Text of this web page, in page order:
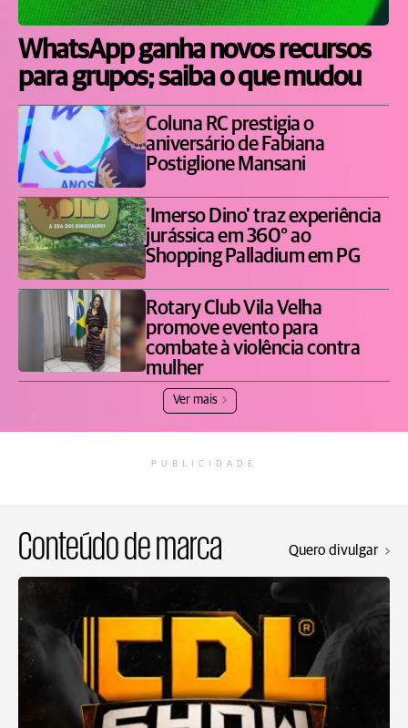
WhatsApp ganha novos recursos
para grupos; saiba o que mudou
Coluna RC prestigia o
aniversário de Fabiana
Postiglione Mansani
'Imerso Dino' traz experiência
jurássica em 360° ao
Shopping Palladium em PG
Rotary Club Vila Velha
promove evento para
combate à violência contra
mulher
Ver mais
PUBLICIDADE
Conteúdo de marca Quero divulgar